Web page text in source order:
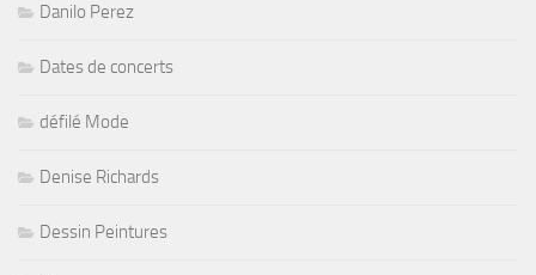
Danilo Perez
Dates de concerts
défilé Mode
Denise Richards
Dessin Peintures